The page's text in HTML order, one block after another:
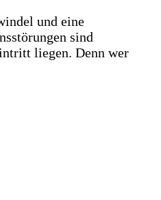
und eine
sind
liegen. Denn wer